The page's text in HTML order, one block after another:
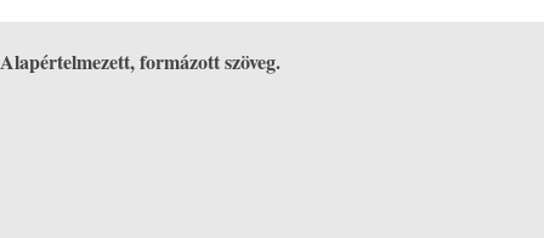
Alapértelmezett, formázott szöveg.